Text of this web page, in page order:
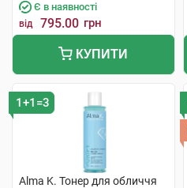
Є в наявності
від 795.00 грн
КУПИТИ
1+1=3
Alma K. Тонер для обличчя